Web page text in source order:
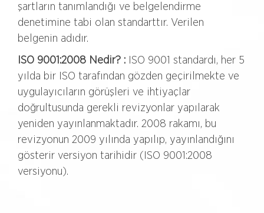
şartların tanımlandığı ve belgelendirme
denetimine tabi olan standarttır. Verilen
belgenin adıdır.
ISO 9001:2008 Nedir? : ISO 9001 standardı, her 5
yılda bir ISO tarafından gözden geçirilmekte ve
uygulayıcıların görüşleri ve ihtiyaçlar
doğrultusunda gerekli revizyonlar yapılarak
yeniden yayınlanmaktadır. 2008 rakamı, bu
revizyonun 2009 yılında yapılıp, yayınlandığını
gösterir versiyon tarihidir (ISO 9001:2008
versiyonu).